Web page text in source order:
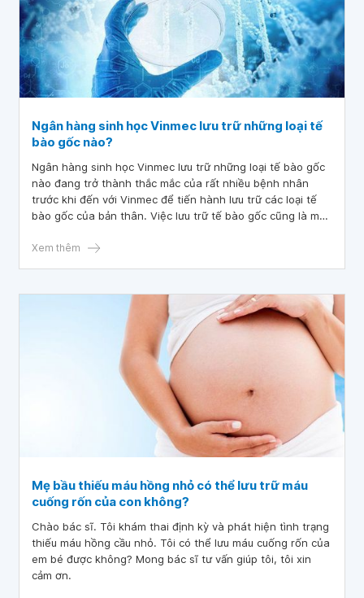
Ngân hàng sinh học Vinmec lưu trữ những loại tế
bào gốc nào?
Ngân hàng sinh học Vinmec lưu trữ những loại tế bào gốc
nào đang trở thành thắc mắc của rất nhiều bệnh nhân
trước khi đến với Vinmec để tiến hành lưu trữ các loại tế
bào gốc của bản thân. Việc lưu trữ tế bào gốc cũng là một
mà các tế bào này mang lại trong quá trình chữa bệnh.
Xem thêm
Mẹ bầu thiếu máu hồng nhỏ có thể lưu trữ máu
cuống rốn của con không?
Chào bác sĩ. Tôi khám thai định kỳ và phát hiện tình trạng
thiếu máu hồng cầu nhỏ. Tôi có thể lưu máu cuống rốn của
em bé được không? Mong bác sĩ tư vấn giúp tôi, tôi xin
cảm ơn.